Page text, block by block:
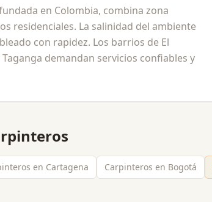
en Colombia, combina zona
residenciales. La salinidad del ambiente
con rapidez. Los barrios de El
demandan servicios confiables y
en Cartagena Carpinteros en Bogotá